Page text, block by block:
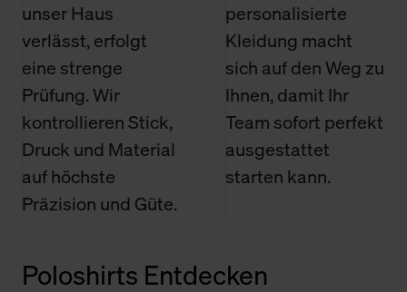
unser Haus
verlässt, erfolgt
eine strenge
Prüfung. Wir
kontrollieren Stick,
Druck und Material
auf höchste
Präzision und Güte.
personalisierte
Kleidung macht
sich auf den Weg zu
Ihnen, damit Ihr
Team sofort perfekt
ausgestattet
starten kann.
Poloshirts Entdecken